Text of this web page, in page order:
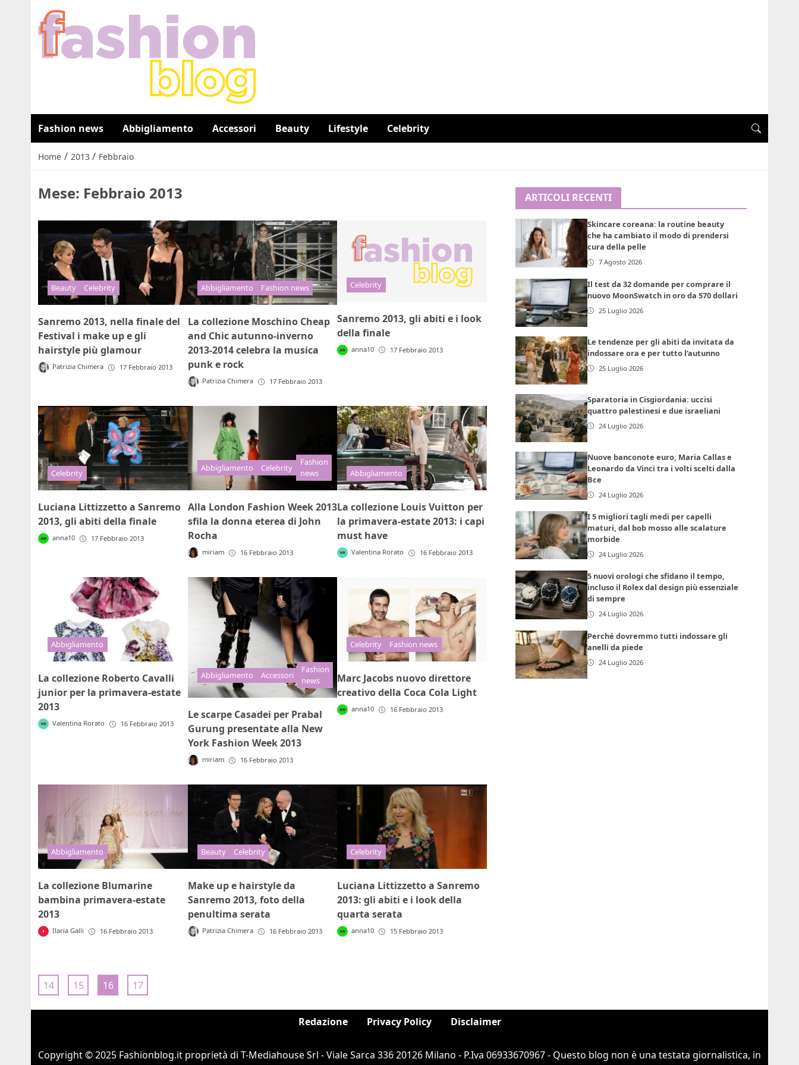
Fashion news Abbigliamento Accessori Beauty Lifestyle Celebrity
Home / 2013 / Febbraio
Mese: Febbraio 2013
Beauty Celebrity
Sanremo 2013, nella finale del
Festival i make up e gli
hairstyle più glamour
Patrizia Chimera 17 Febbraio 2013
Abbigliamento Fashion news
La collezione Moschino Cheap
and Chic autunno-inverno
2013-2014 celebra la musica
punk e rock
Patrizia Chimera 17 Febbraio 2013
Celebrity
Sanremo 2013, gli abiti e i look
della finale
anna10 17 Febbraio 2013
Celebrity
Luciana Littizzetto a Sanremo
2013, gli abiti della finale
anna10 17 Febbraio 2013
Abbigliamento Celebrity
Fashion
news
Alla London Fashion Week 2013
sfila la donna eterea di John
Rocha
miriam 16 Febbraio 2013
Abbigliamento
La collezione Louis Vuitton per
la primavera-estate 2013: i capi
must have
Valentina Rorato 16 Febbraio 2013
Abbigliamento
La collezione Roberto Cavalli
junior per la primavera-estate
2013
Valentina Rorato 16 Febbraio 2013
Abbigliamento Accessori
Fashion
news
Le scarpe Casadei per Prabal
Gurung presentate alla New
York Fashion Week 2013
miriam 16 Febbraio 2013
Celebrity Fashion news
Marc Jacobs nuovo direttore
creativo della Coca Cola Light
anna10 16 Febbraio 2013
Abbigliamento
La collezione Blumarine
bambina primavera-estate
2013
Ilaria Galli 16 Febbraio 2013
Beauty Celebrity
Make up e hairstyle da
Sanremo 2013, foto della
penultima serata
Patrizia Chimera 16 Febbraio 2013
Celebrity
Luciana Littizzetto a Sanremo
2013: gli abiti e i look della
quarta serata
anna10 15 Febbraio 2013
14 15 16 17
ARTICOLI RECENTI
Skincare coreana: la routine beauty
che ha cambiato il modo di prendersi
cura della pelle
7 Agosto 2026
Il test da 32 domande per comprare il
nuovo MoonSwatch in oro da 570 dollari
25 Luglio 2026
Le tendenze per gli abiti da invitata da
indossare ora e per tutto l’autunno
25 Luglio 2026
Sparatoria in Cisgiordania: uccisi
quattro palestinesi e due israeliani
24 Luglio 2026
Nuove banconote euro, Maria Callas e
Leonardo da Vinci tra i volti scelti dalla
Bce
24 Luglio 2026
I 5 migliori tagli medi per capelli
maturi, dal bob mosso alle scalature
morbide
24 Luglio 2026
5 nuovi orologi che sfidano il tempo,
incluso il Rolex dal design più essenziale
di sempre
24 Luglio 2026
Perché dovremmo tutti indossare gli
anelli da piede
24 Luglio 2026
Redazione Privacy Policy Disclaimer
Copyright © 2025 Fashionblog.it proprietà di T-Mediahouse Srl - Viale Sarca 336 20126 Milano - P.Iva 06933670967 - Questo blog non è una testata giornalistica, in